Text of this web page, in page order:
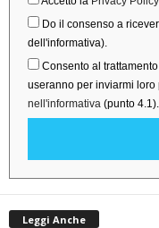
Do il consenso a
dell'informativa).
Consento al
useranno per inviarmi
nell'informativa (punto 4.1).
Leggi Anche